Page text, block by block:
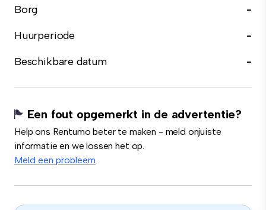
Borg
-
Huurperiode
-
Beschikbare datum
-
Een fout opgemerkt in de advertentie?
Help ons Rentumo beter te maken - meld onjuiste
informatie en we lossen het op.
Meld een probleem